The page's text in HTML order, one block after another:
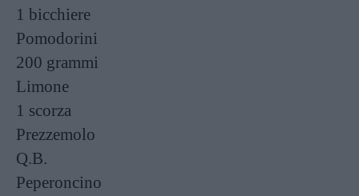
1 bicchiere
Pomodorini
200 grammi
Limone
1 scorza
Prezzemolo
Q.B.
Peperoncino